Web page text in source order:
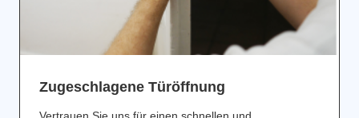
Zugeschlagene Türöffnung